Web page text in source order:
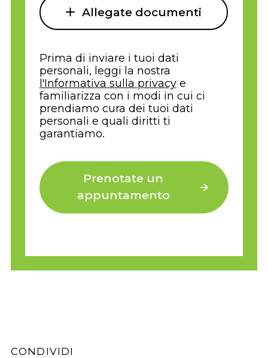
Allegate documenti
Prima di inviare i tuoi dati
personali, leggi la nostra
l'Informativa sulla privacye
familiarizza con i modi in cui ci
prendiamo cura dei tuoi dati
personali e quali diritti ti
garantiamo.
Prenotate un
appuntamento
CONDIVIDI